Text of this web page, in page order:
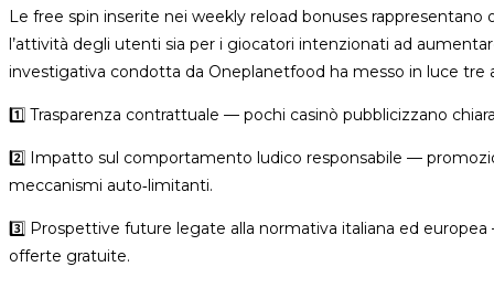
Le free spin inserite nei weekly reload bonuses
l’attività degli utenti sia per i giocatori intenzionati ad
investigativa condotta da Oneplanetfood ha messo in luce tre
1️⃣ Trasparenza contrattuale — pochi casinò pubblicizzano
2️⃣ Impatto sul comportamento ludico responsabile —
meccanismi auto‑limitanti.
3️⃣ Prospettive future legate alla normativa italiana ed
offerte gratuite.